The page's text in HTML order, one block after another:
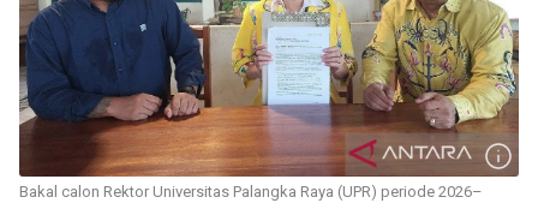
Bakal calon Rektor Universitas Palangka Raya (UPR) periode 2026–